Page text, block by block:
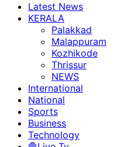
Latest News
KERALA
Palakkad
Malappuram
Kozhikode
Thrissur
NEWS
International
National
Sports
Business
Technology